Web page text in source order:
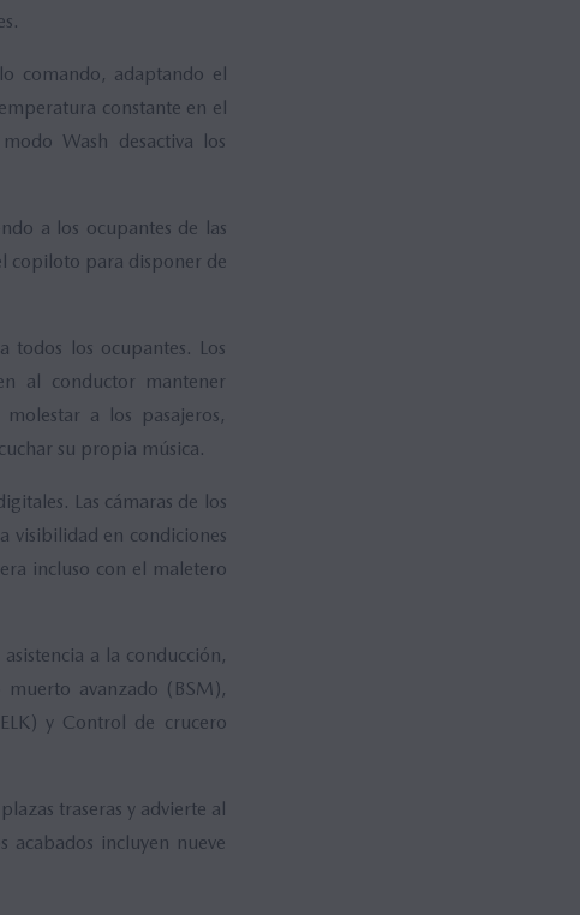
comando, adaptando el
constante en el
Wash desactiva los
a los ocupantes de las
copiloto para disponer de
los ocupantes. Los
al conductor mantener
molestar a los pasajeros,
su propia música.
Las cámaras de los
visibilidad en condiciones
incluso con el maletero
a la conducción,
avanzado (BSM),
y Control de crucero
traseras y advierte al
incluyen nueve